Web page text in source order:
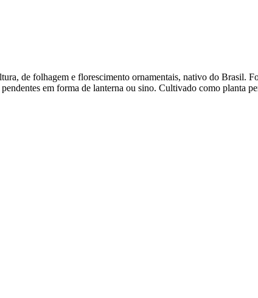
de folhagem e florescimento ornamentais, nativo do Brasil.
em forma de lanterna ou sino. Cultivado como planta